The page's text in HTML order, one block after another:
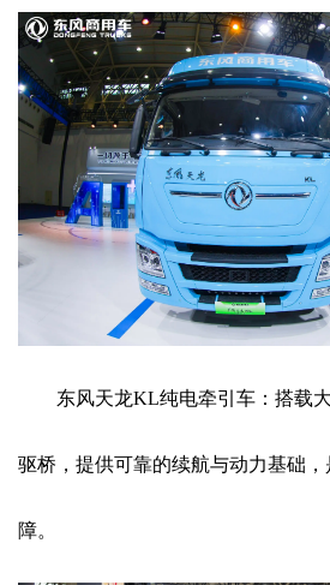
东风天龙KL纯电牵引车：搭载
驱桥，提供可靠的续航与动力基础
障。